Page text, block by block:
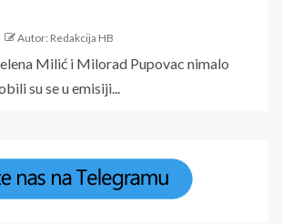
Autor: Redakcija HB
Milić i Milorad Pupovac nimalo
su se u emisiji...